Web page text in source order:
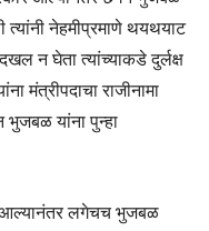
नेहमीप्रमाणे थयथयाट
न घेता त्यांच्याकडे दुर्लक्ष
मंत्रीपदाचा राजीनामा
भुजबळ यांना पुन्हा
आल्यानंतर लगेचच भुजबळ